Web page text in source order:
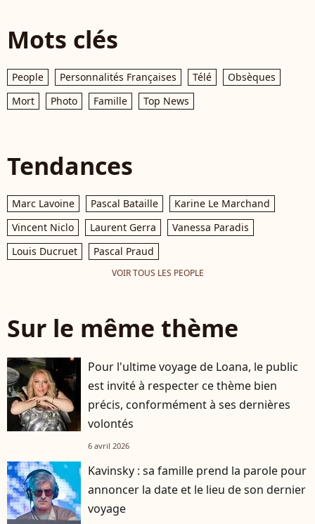
Mots clés
People Personnalités Françaises Télé
Obsèques
Mort
Photo Famille Top News
Tendances
Marc Lavoine Pascal Bataille
Karine Le Marchand
Vincent Niclo
Laurent Gerra
Vanessa Paradis
Louis Ducruet
Pascal Praud
VOIR TOUS LES PEOPLE
Sur le même thème
Pour l'ultime voyage de Loana, le public
est invité à respecter ce thème bien
précis, conformément à ses dernières
volontés
6 avril 2026
Kavinsky : sa famille prend la parole pour
annoncer la date et le lieu de son dernier
voyage